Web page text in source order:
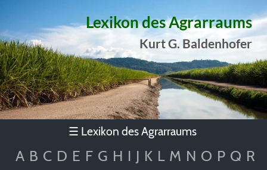
Lexikon des Agrarraums
Kurt G. Baldenhofer
☰ Lexikon des Agrarraums
A B C D E F G H I J K L M N O P Q R